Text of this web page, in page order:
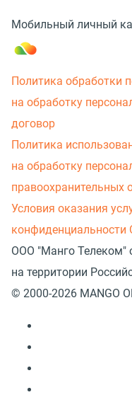
Мобильный личный
Политика обработки
на обработку
договор
Политика
на обработку
правоохранительных
Условия оказания
конфиденциальности
ООО "Манго Телеком"
на территории
© 2000-2026 MANGO